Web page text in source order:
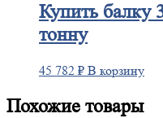
Купитьбалку
тонну
45 782 ₽ В корзину
Похожие товары